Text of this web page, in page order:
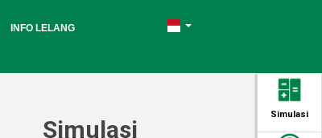
INFO LELANG
Simulasi
Simulasi